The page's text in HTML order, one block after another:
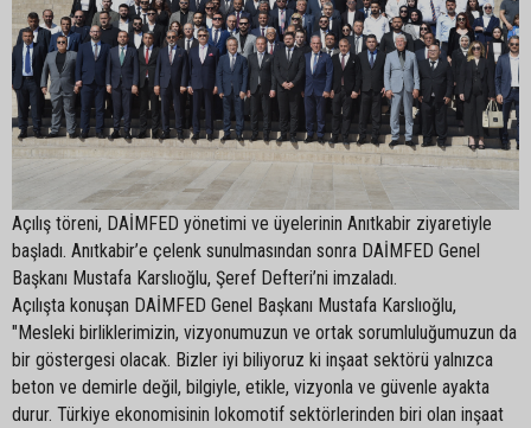
Açılış töreni, DAİMFED yönetimi ve üyelerinin Anıtkabir ziyaretiyle
başladı. Anıtkabir’e çelenk sunulmasından sonra DAİMFED Genel
Başkanı Mustafa Karslıoğlu, Şeref Defteri’ni imzaladı.
Açılışta konuşan DAİMFED Genel Başkanı Mustafa Karslıoğlu,
"Mesleki birliklerimizin, vizyonumuzun ve ortak sorumluluğumuzun da
bir göstergesi olacak. Bizler iyi biliyoruz ki inşaat sektörü yalnızca
beton ve demirle değil, bilgiyle, etikle, vizyonla ve güvenle ayakta
durur. Türkiye ekonomisinin lokomotif sektörlerinden biri olan inşaat